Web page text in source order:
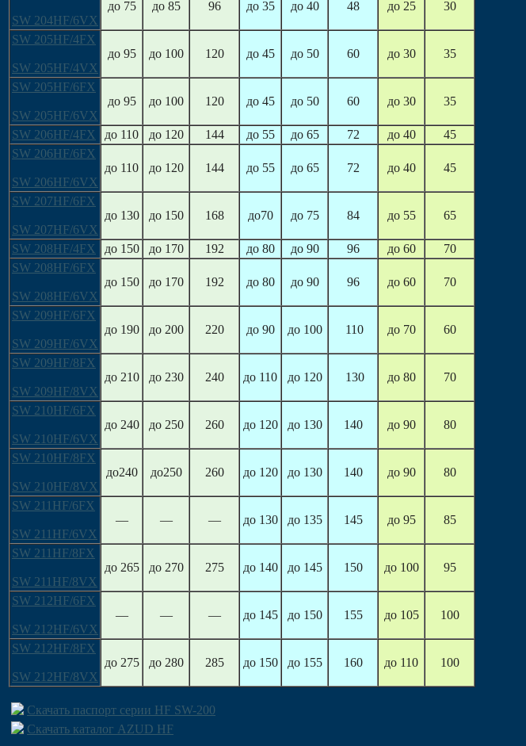
SW 204HF/6VX
до 75 до 85 96 до 35 до 40 48 до 25 30
SW 205HF/4FX
SW 205HF/4VX
до 95 до 100 120 до 45 до 50 60 до 30 35
SW 205HF/6FX
SW 205HF/6VX
до 95 до 100 120 до 45 до 50 60 до 30 35
SW 206HF/4FX до 110 до 120 144 до 55 до 65 72 до 40
45
SW 206HF/6FX
SW 206HF/6VX
до 110 до 120 144 до 55 до 65 72 до 40 45
SW 207HF/6FX
SW 207HF/6VX
до 130 до 150 168 до70 до 75 84 до 55 65
SW 208HF/4FX до 150 до 170 192 до 80 до 90 96 до 60
70
SW 208HF/6FX
SW 208HF/6VX
до 150 до 170 192 до 80 до 90 96 до 60 70
SW 209HF/6FX
SW 209HF/6VX
до 190 до 200 220 до 90 до 100 110 до 70 60
SW 209HF/8FX
SW 209HF/8VX
до 210 до 230 240 до 110 до 120 130 до 80 70
SW 210HF/6FX
SW 210HF/6VX
до 240 до 250 260 до 120 до 130 140 до 90 80
SW 210HF/8FX
SW 210HF/8VX
до240 до250 260 до 120 до 130 140 до 90 80
SW 211HF/6FX
SW 211HF/6VX
— — — до 130 до 135 145 до 95 85
SW 211HF/8FX
SW 211HF/8VX
до 265 до 270 275 до 140 до 145 150 до 100 95
SW 212HF/6FX
SW 212HF/6VX
— — — до 145 до 150 155 до 105 100
SW 212HF/8FX
SW 212HF/8VX
до 275 до 280 285 до 150 до 155 160 до 110 100
Скачать паспорт серии HF SW-200
Скачать каталог AZUD HF